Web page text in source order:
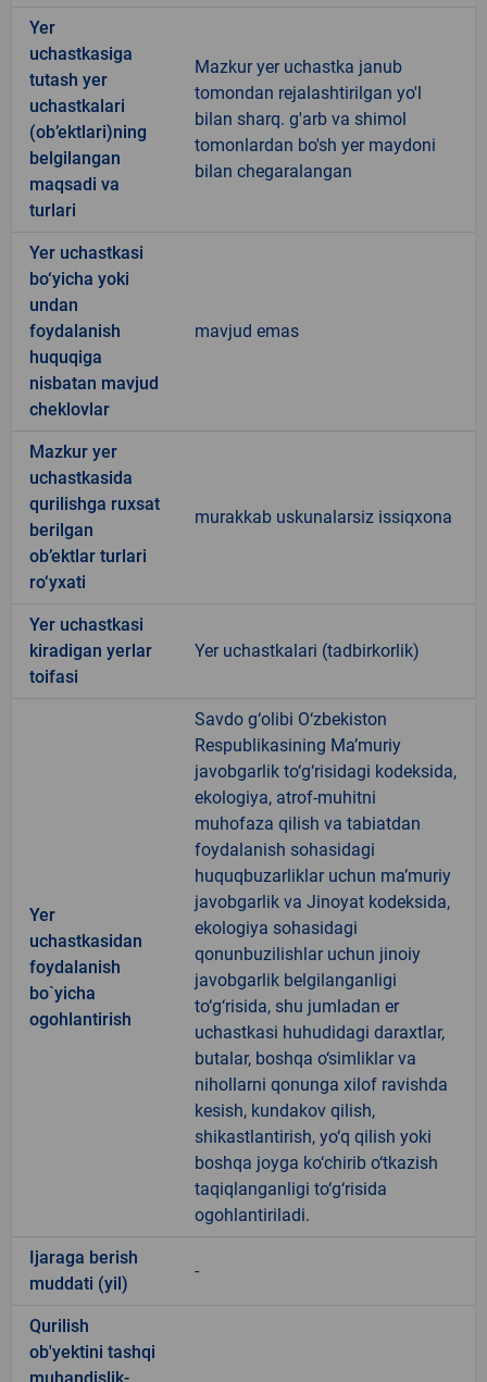
Yer
uchastkasiga
tutash yer
uchastkalari
(ob’ektlari)ning
belgilangan
maqsadi va
turlari
Mazkur yer uchastka janub
tomondan rejalashtirilgan yo'l
bilan sharq. g'arb va shimol
tomonlardan bo'sh yer maydoni
bilan chegaralangan
Yer uchastkasi
bo‘yicha yoki
undan
foydalanish
huquqiga
nisbatan mavjud
cheklovlar
mavjud emas
Mazkur yer
uchastkasida
qurilishga ruxsat
berilgan
ob’ektlar turlari
ro‘yxati
murakkab uskunalarsiz issiqxona
Yer uchastkasi
kiradigan yerlar
toifasi
Yer uchastkalari (tadbirkorlik)
Yer
uchastkasidan
foydalanish
bo`yicha
ogohlantirish
Savdo g‘olibi O‘zbekiston
Respublikasining Ma’muriy
javobgarlik to‘g‘risidagi kodeksida,
ekologiya, atrof-muhitni
muhofaza qilish va tabiatdan
foydalanish sohasidagi
huquqbuzarliklar uchun ma’muriy
javobgarlik va Jinoyat kodeksida,
ekologiya sohasidagi
qonunbuzilishlar uchun jinoiy
javobgarlik belgilanganligi
to‘g‘risida, shu jumladan er
uchastkasi huhudidagi daraxtlar,
butalar, boshqa o‘simliklar va
nihollarni qonunga xilof ravishda
kesish, kundakov qilish,
shikastlantirish, yo‘q qilish yoki
boshqa joyga ko‘chirib o‘tkazish
taqiqlanganligi to‘g‘risida
ogohlantiriladi.
Ijaraga berish
muddati (yil)
-
Qurilish
ob'yektini tashqi